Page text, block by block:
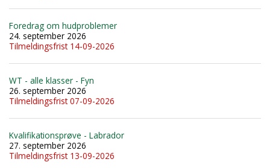
Foredrag om hudproblemer
24. september 2026
Tilmeldingsfrist 14-09-2026
WT - alle klasser - Fyn
26. september 2026
Tilmeldingsfrist 07-09-2026
Kvalifikationsprøve - Labrador
27. september 2026
Tilmeldingsfrist 13-09-2026